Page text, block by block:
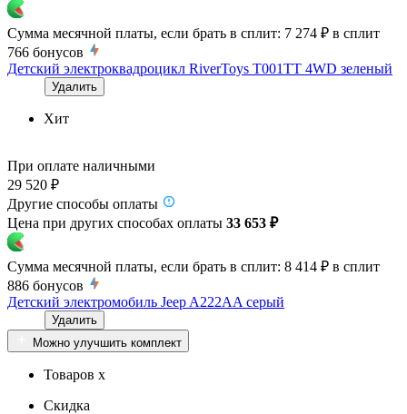
Сумма месячной платы, если брать в сплит: 7 274 ₽ в сплит
766 бонусов
Детский электроквадроцикл RiverToys T001TT 4WD зеленый
Удалить
Хит
При оплате наличными
29 520 ₽
Другие способы оплаты
Цена при других способах оплаты 33 653 ₽
Сумма месячной платы, если брать в сплит: 8 414 ₽ в сплит
886 бонусов
Детский электромобиль Jeep A222AA серый
Удалить
Можно улучшить комплект
Товаров x
Скидка